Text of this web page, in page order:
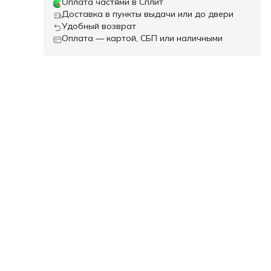
Доставка в пункты выдачи или до двери
Удобный возврат
Оплата — картой, СБП или наличными